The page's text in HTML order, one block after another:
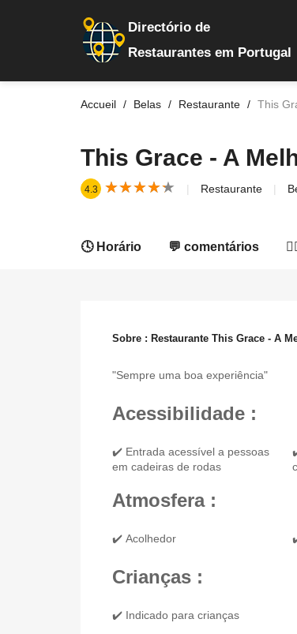
Directório de
Restaurantes em Portugal
Accueil Belas Restaurante This
This Grace - A
4.3 ★★★★★
★★★★★ Restaurante
🕓 Horário 💬 comentários
Sobre : Restaurante This Grace - A
"Sempre uma boa experiência"
Acessibilidade :
✔️ Entrada acessível a pessoas
em cadeiras de rodas
Atmosfera :
✔️ Acolhedor
Crianças :
✔️ Indicado para crianças